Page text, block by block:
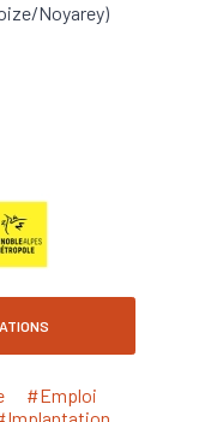
Noyarey)
#Emploi